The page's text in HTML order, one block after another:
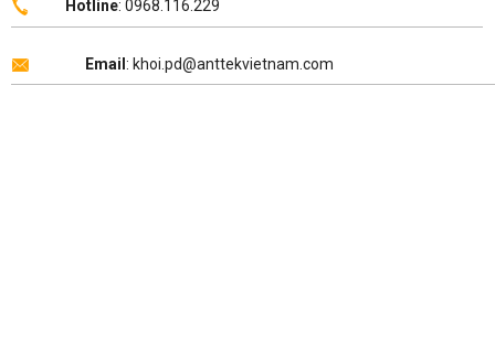
Hotline: 0968.116.229
Email : khoi.pd@anttekvietnam.com